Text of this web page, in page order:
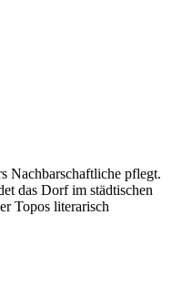
Nachbarschaftliche pflegt.
das Dorf im städtischen
Topos literarisch